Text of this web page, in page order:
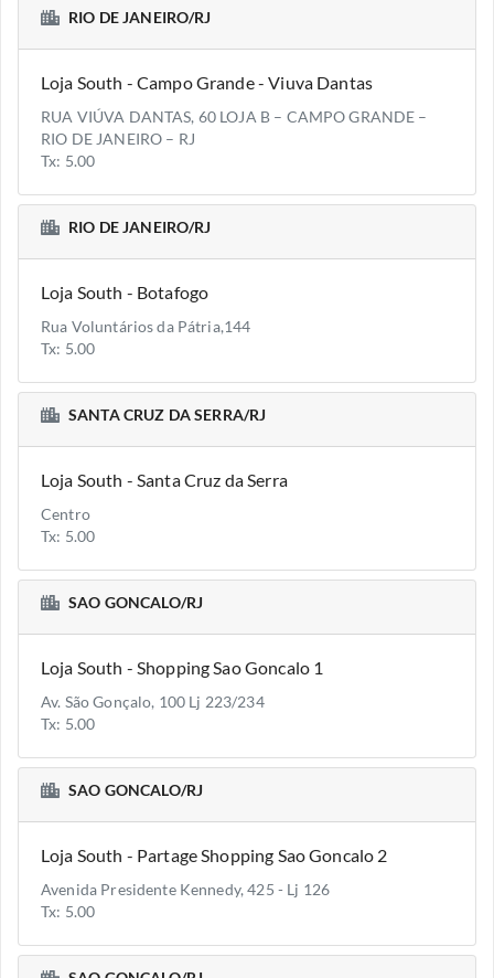
RIO DE JANEIRO/RJ
Loja South - Campo Grande - Viuva Dantas
RUA VIÚVA DANTAS, 60 LOJA B – CAMPO GRANDE –
RIO DE JANEIRO – RJ
Tx: 5.00
RIO DE JANEIRO/RJ
Loja South - Botafogo
Rua Voluntários da Pátria,144
Tx: 5.00
SANTA CRUZ DA SERRA/RJ
Loja South - Santa Cruz da Serra
Centro
Tx: 5.00
SAO GONCALO/RJ
Loja South - Shopping Sao Goncalo 1
Av. São Gonçalo, 100 Lj 223/234
Tx: 5.00
SAO GONCALO/RJ
Loja South - Partage Shopping Sao Goncalo 2
Avenida Presidente Kennedy, 425 - Lj 126
Tx: 5.00